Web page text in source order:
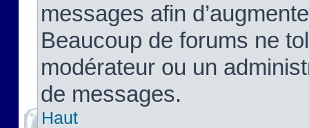
messages afin
Beaucoup de forums ne
modérateur ou un
de messages.
Haut